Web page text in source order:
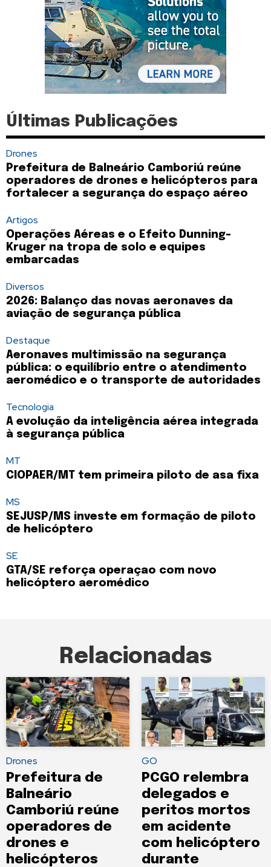
Últimas Publicações
Drones
Prefeitura de Balneário Camboriú reúne
operadores de drones e helicópteros para
fortalecer a segurança do espaço aéreo
Artigos
Operações Aéreas e o Efeito Dunning-
Kruger na tropa de solo e equipes
embarcadas
Diversos
2026: Balanço das novas aeronaves da
aviação de segurança pública
Destaque
Aeronaves multimissão na segurança
pública: o equilíbrio entre o atendimento
aeromédico e o transporte de autoridades
Tecnologia
A evolução da inteligência aérea integrada
à segurança pública
MT
CIOPAER/MT tem primeira piloto de asa fixa
MS
SEJUSP/MS investe em formação de piloto
de helicóptero
SE
GTA/SE reforça operaçao com novo
helicóptero aeromédico
Relacionadas
Drones
Prefeitura de
Balneário
Camboriú reúne
operadores de
drones e
helicópteros
GO
PCGO relembra
delegados e
peritos mortos
em acidente
com helicóptero
durante